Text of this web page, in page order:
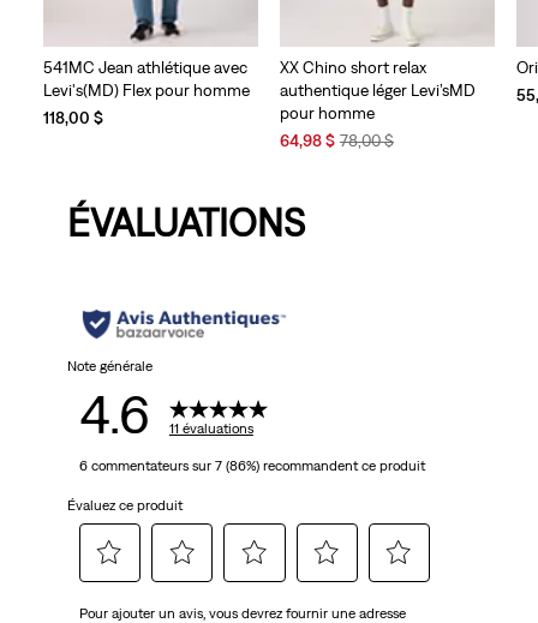
541MC Jean athlétique avec
Levi's(MD) Flex pour homme
118,00 $
XX Chino short relax
authentique léger Levi’sMD
pour homme
Sale
64,98 $ Original
78,00 $
ÉVALUATIONS
Note générale
4.6 11 évaluations
6 commentateurs sur 7 (86%) recommandent ce produit
Évaluez ce produit
Pour ajouter un avis, vous devrez fournir une adresse